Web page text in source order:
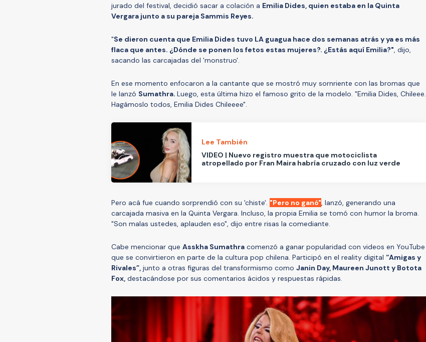
jurado del festival, decidió sacar a colación a Emilia Dides, quien estaba en la Quinta
Vergara junto a su pareja Sammis Reyes.
"Se dieron cuenta que Emilia Dides tuvo LA guagua hace dos semanas atrás y ya es más
flaca que antes. ¿Dónde se ponen los fetos estas mujeres?. ¿Estás aquí Emilia?", dijo,
sacando las carcajadas del 'monstruo'.
En ese momento enfocaron a la cantante que se mostró muy sornriente con las bromas que
le lanzó Sumathra. Luego, esta última hizo el famoso grito de la modelo. "Emilia Dides, Chileee.
Hagámoslo todos, Emilia Dides Chileeee".
Lee También
VIDEO | Nuevo registro muestra que motociclista
atropellado por Fran Maira habría cruzado con luz verde
Pero acá fue cuando sorprendió con su 'chiste'. "Pero no ganó", lanzó, generando una
carcajada masiva en la Quinta Vergara. Incluso, la propia Emilia se tomó con humor la broma.
"Son malas ustedes, aplauden eso", dijo entre risas la comediante.
Cabe mencionar que Asskha Sumathra comenzó a ganar popularidad con videos en YouTube
que se convirtieron en parte de la cultura pop chilena. Participó en el reality digital “Amigas y
Rivales”, junto a otras figuras del transformismo como Janin Day, Maureen Junott y Botota
Fox, destacándose por sus comentarios ácidos y respuestas rápidas.